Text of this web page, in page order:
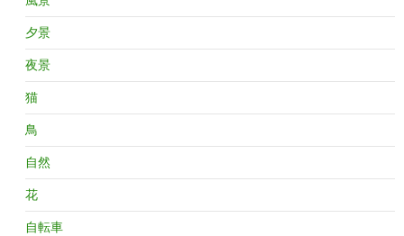
夕景
夜景
猫
鳥
自然
花
自転車